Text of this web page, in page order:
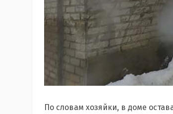
По словам хозяйки, в доме